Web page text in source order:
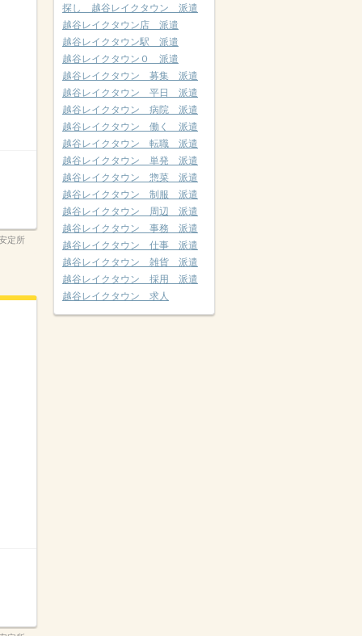
定所
探し 越谷レイクタウン 派遣
越谷レイクタウン店 派遣
越谷レイクタウン駅 派遣
越谷レイクタウン０ 派遣
越谷レイクタウン 募集 派遣
越谷レイクタウン 平日 派遣
越谷レイクタウン 病院 派遣
越谷レイクタウン 働く 派遣
越谷レイクタウン 転職 派遣
越谷レイクタウン 単発 派遣
越谷レイクタウン 惣菜 派遣
越谷レイクタウン 制服 派遣
越谷レイクタウン 周辺 派遣
越谷レイクタウン 事務 派遣
越谷レイクタウン 仕事 派遣
越谷レイクタウン 雑貨 派遣
越谷レイクタウン 採用 派遣
越谷レイクタウン 求人